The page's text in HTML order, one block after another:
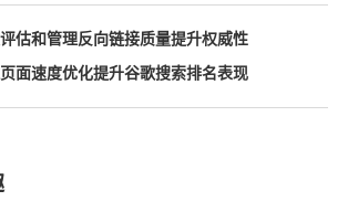
估和管理反向链接质量提升权威性
面速度优化提升谷歌搜索排名表现